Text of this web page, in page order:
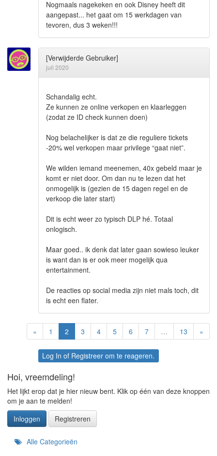
Nogmaals nagekeken en ook Disney heeft dit
aangepast... het gaat om 15 werkdagen van
tevoren, dus 3 weken!!!
[Verwijderde Gebruiker]
juli 2020
Schandalig echt.
Ze kunnen ze online verkopen en klaarleggen
(zodat ze ID check kunnen doen)
Nog belachelijker is dat ze die reguliere tickets
-20% wel verkopen maar privilege “gaat niet”.
We wilden iemand meenemen, 40x gebeld maar je
komt er niet door. Om dan nu te lezen dat het
onmogelijk is (gezien de 15 dagen regel en de
verkoop die later start)
Dit is echt weer zo typisch DLP hé. Totaal
onlogisch.
Maar goed.. ik denk dat later gaan sowieso leuker
is want dan is er ook meer mogelijk qua
entertainment.
De reacties op social media zijn niet mals toch, dit
is echt een flater.
« 1 2 3 4 5 6 7 … 13 »
Log In of Registreer om te reageren.
Hoi, vreemdeling!
Het lijkt erop dat je hier nieuw bent. Klik op één van deze knoppen
om je aan te melden!
Inloggen
Registreren
Snelkoppelingen
Alle Categorieën